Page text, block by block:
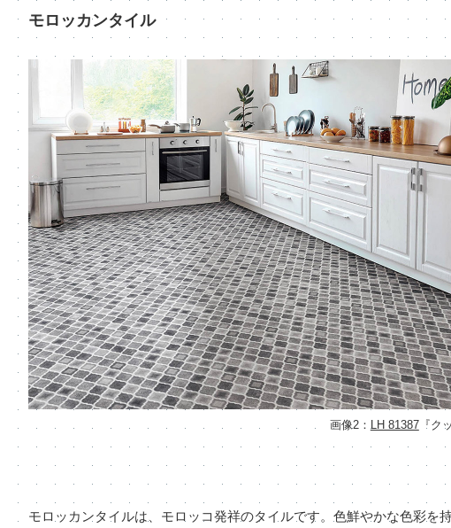
モロッカンタイル
画像2： LH 81387『ク
モロッカンタイルは、モロッコ発祥のタイルです。色鮮やかな色彩